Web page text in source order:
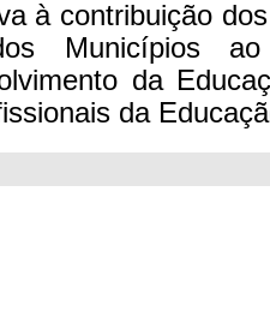
à contribuição
Municípios
da
da